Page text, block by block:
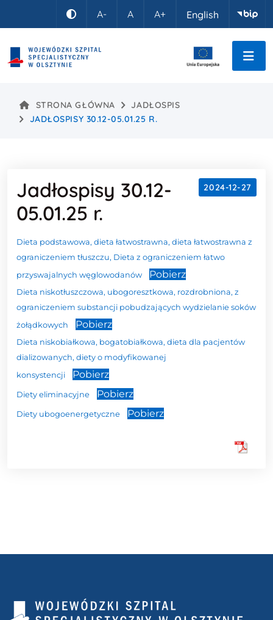
Kontrast
A- A A+ English
STRONA GŁÓWNA
JADŁOSPIS
JADŁOSPISY 30.12-05.01.25 R.
2024-12-27
Jadłospisy 30.12-
05.01.25 r.
Treść wpisu
Dieta podstawowa, dieta łatwostrawna, dieta łatwostrawna z
ograniczeniem tłuszczu, Dieta z ograniczeniem łatwo
przyswajalnych węglowodanów
Pobierz
Dieta niskotłuszczowa, ubogoresztkowa, rozdrobniona, z
ograniczeniem substancji pobudzających wydzielanie soków
żołądkowych
Pobierz
Dieta niskobiałkowa, bogatobiałkowa, dieta dla pacjentów
dializowanych, diety o modyfikowanej
konsystencji
Pobierz
Diety eliminacyjne Pobierz
Diety ubogoenergetyczne Pobierz